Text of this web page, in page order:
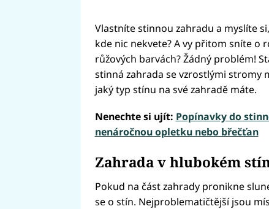
Vlastníte stinnou zahradu a myslíte
kde nic nekvete? A vy přitom sníte o
růžových barvách? Žádný problém!
stinná zahrada se vzrostlými stromy
jaký typ stínu na své zahradě máte.
Nenechte si ujít: Popínavky do
nenáročnou opletku nebo břečťan
Zahrada v hlubokém
Pokud na část zahrady pronikne
se o stín. Nejproblematičtější jsou